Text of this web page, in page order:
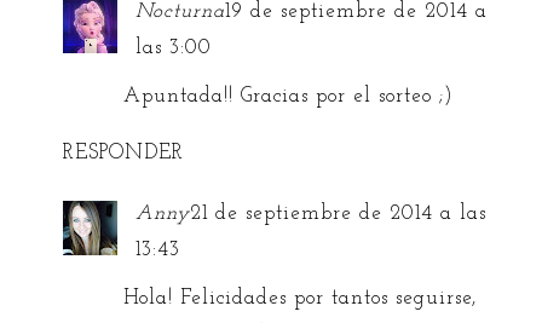
Nocturna19 de septiembre de 2014 a
las 3:00
Apuntada!! Gracias por el sorteo ;)
RESPONDER
Anny21 de septiembre de 2014 a las
13:43
Hola! Felicidades por tantos seguirse,